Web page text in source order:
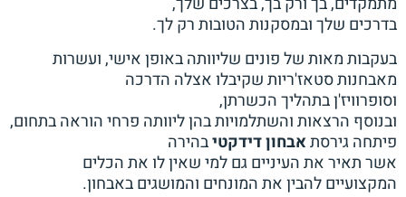
בדרכים שלך ובמסקנות הטובות רק לך.
בעקבות מאות של פונים שליוותה באופן אישי, ועשרות
מאבחנות סטאז'ריות שקיבלו אצלה הדרכה
וסופרוויז'ן בתהליך הכשרתן,
ובנוסף הרצאות והשתלמויות בהן ליוותה פרחי הוראה בתחום,
פיתחה גירסתאבחון דידקטיבהירה
אשר תאיר את העיניים גם למי שאין לו את הכלים
המקצועיים להבין את המונחים והמושגים באבחון.